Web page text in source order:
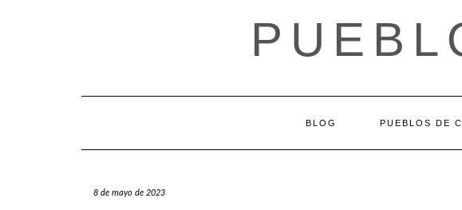
BLOG PUEBLOS DE
8 de mayo de 2023